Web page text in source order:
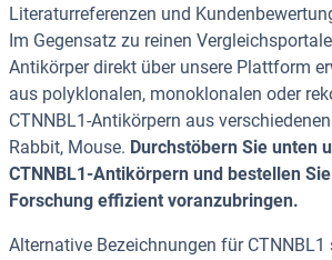
Literaturreferenzen und
Im Gegensatz zu reinen
Antikörper direkt über unsere Plattform
aus polyklonalen, monoklonalen oder
CTNNBL1-Antikörpern aus
Rabbit, Mouse. Durchstöbern Sie unten
CTNNBL1-Antikörpern und bestellen
Forschung effizient voranzubringen.
Alternative Bezeichnungen für